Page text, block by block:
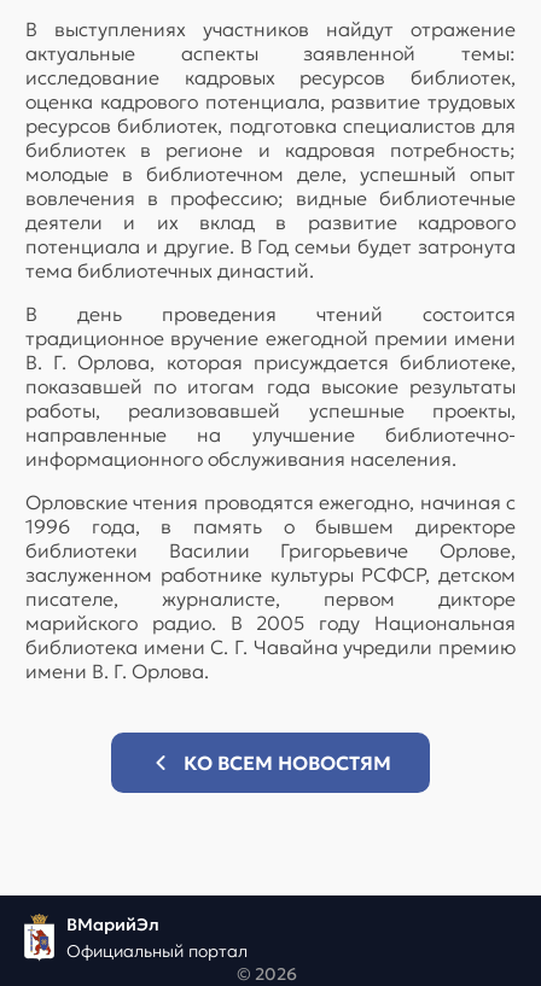
В выступлениях участников найдут отражение
актуальные аспекты заявленной темы:
исследование кадровых ресурсов библиотек,
оценка кадрового потенциала, развитие трудовых
ресурсов библиотек, подготовка специалистов для
библиотек в регионе и кадровая потребность;
молодые в библиотечном деле, успешный опыт
вовлечения в профессию; видные библиотечные
деятели и их вклад в развитие кадрового
потенциала и другие. В Год семьи будет затронута
тема библиотечных династий.
В день проведения чтений состоится
традиционное вручение ежегодной премии имени
В. Г. Орлова, которая присуждается библиотеке,
показавшей по итогам года высокие результаты
работы, реализовавшей успешные проекты,
направленные на улучшение библиотечно-
информационного обслуживания населения.
Орловские чтения проводятся ежегодно, начиная с
1996 года, в память о бывшем директоре
библиотеки Василии Григорьевиче Орлове,
заслуженном работнике культуры РСФСР, детском
писателе, журналисте, первом дикторе
марийского радио. В 2005 году Национальная
библиотека имени С. Г. Чавайна учредили премию
имени В. Г. Орлова.
КО ВСЕМ НОВОСТЯМ
ВМарийЭл
Официальный портал
© 2026